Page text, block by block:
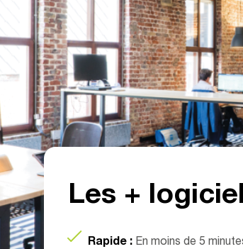
Les +
Rapide : En moins de 5